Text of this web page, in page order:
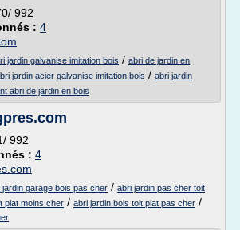
992
: 4
jardin galvanise imitation bois / abri de jardin en
jardin acier galvanise imitation bois / abri jardin
abri de jardin en bois
992
: 4
jardin garage bois pas cher / abri jardin pas cher toit
plat moins cher / abri jardin bois toit plat pas cher /